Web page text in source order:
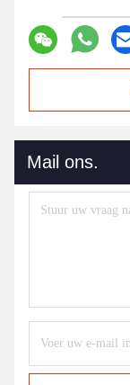
Mail ons.